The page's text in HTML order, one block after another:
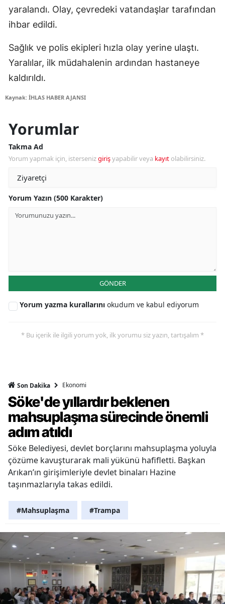
yaralandı. Olay, çevredeki vatandaşlar tarafından
ihbar edildi.
Sağlık ve polis ekipleri hızla olay yerine ulaştı.
Yaralılar, ilk müdahalenin ardından hastaneye
kaldırıldı.
Kaynak: İHLAS HABER AJANSI
Yorumlar
Takma Ad
Yorum yapmak için, istersenizgirişyapabilir veya kayıt olabilirsiniz.
Yorum Yazın (500 Karakter)
GÖNDER
Yorum yazma kurallarını okudum ve kabul ediyorum
* Bu içerik ile ilgili yorum yok, ilk yorumu siz yazın, tartışalım *
Son Dakika Ekonomi
Söke'de yıllardır beklenen
mahsuplaşma sürecinde önemli
adım atıldı
Söke Belediyesi, devlet borçlarını mahsuplaşma yoluyla
çözüme kavuşturarak mali yükünü hafifletti. Başkan
Arıkan’ın girişimleriyle devlet binaları Hazine
taşınmazlarıyla takas edildi.
#Mahsuplaşma #Trampa